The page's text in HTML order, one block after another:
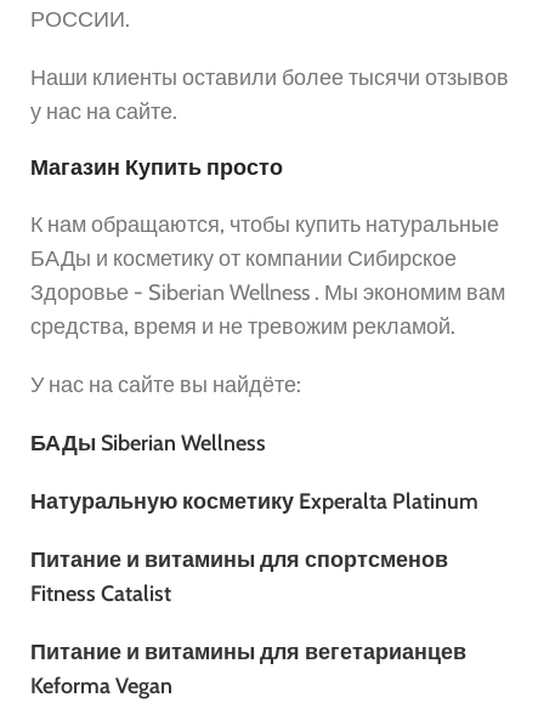
РОССИИ.
Наши клиенты оставили более тысячи отзывов
у нас на сайте.
Магазин Купить просто
К нам обращаются, чтобы купить натуральные
БАДы и косметику от компании Сибирское
Здоровье - Siberian Wellness . Мы экономим вам
средства, время и не тревожим рекламой.
У нас на сайте вы найдёте:
БАДы Siberian Wellness
Натуральную косметику Experalta Platinum
Питание и витамины для спортсменов
Fitness Catalist
Питание и витамины для вегетарианцев
Keforma Vegan